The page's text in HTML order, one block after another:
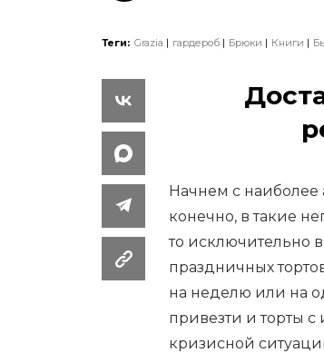
Теги: Grazia гардероб Брюки Книги
Начнем с наиболее
конечно, в такие
то исключительно
праздничных
на неделю или на
привезти и торты
кризисной